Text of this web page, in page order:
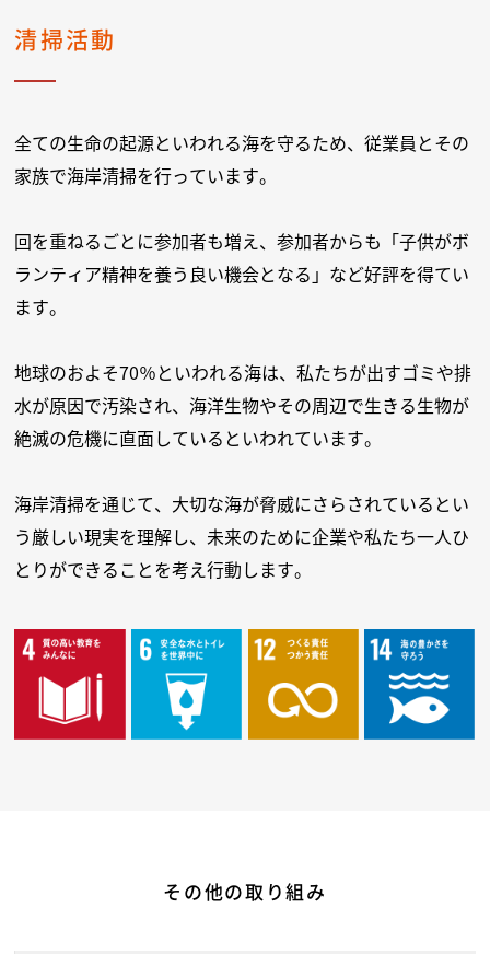
清掃活動
全ての生命の起源といわれる海を守るため、従業員とその
家族で海岸清掃を行っています。
回を重ねるごとに参加者も増え、参加者からも「子供がボ
ランティア精神を養う良い機会となる」など好評を得てい
ます。
地球のおよそ70％といわれる海は、私たちが出すゴミや排
水が原因で汚染され、海洋生物やその周辺で生きる生物が
絶滅の危機に直面しているといわれています。
海岸清掃を通じて、大切な海が脅威にさらされているとい
う厳しい現実を理解し、未来のために企業や私たち一人ひ
とりができることを考え行動します。
その他の取り組み